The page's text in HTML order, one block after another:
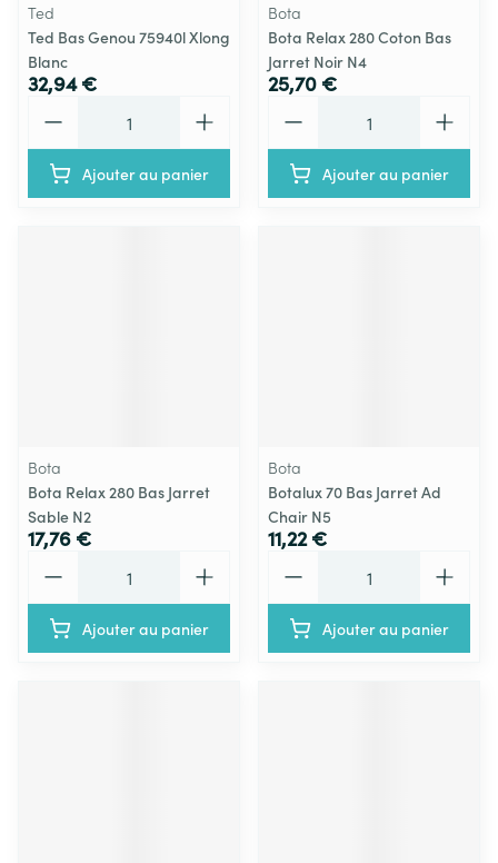
Ted
Ted Bas Genou 75940l Xlong
Blanc
32,94 €
Ajouter au panier
Bota
Bota Relax 280 Coton Bas
Jarret Noir N4
25,70 €
Ajouter au panier
Bota
Bota Relax 280 Bas Jarret
Sable N2
17,76 €
Ajouter au panier
Bota
Botalux 70 Bas Jarret Ad
Chair N5
11,22 €
Ajouter au panier